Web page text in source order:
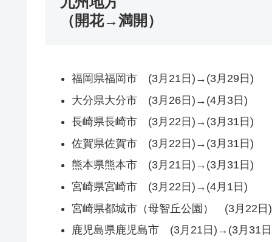
（開花→満開）
福岡県福岡市 (3月21日)→(3月29日)
大分県大分市 (3月26日)→(4月3日)
長崎県長崎市 (3月22日)→(3月31日)
佐賀県佐賀市 (3月22日)→(3月31日)
熊本県熊本市 (3月21日)→(3月31日)
宮崎県宮崎市 (3月22日)→(4月1日)
宮崎県都城市（母智丘公園） (3月22
鹿児島県鹿児島市 (3月21日)→(3月31